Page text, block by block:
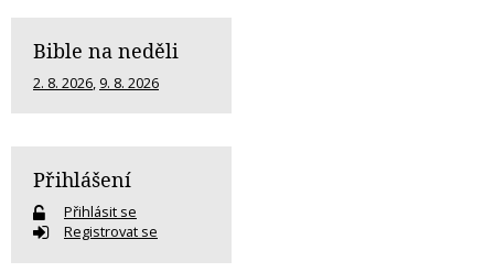
Bible na neděli
2. 8. 2026, 9. 8. 2026
Přihlášení
Přihlásit se
Registrovat se